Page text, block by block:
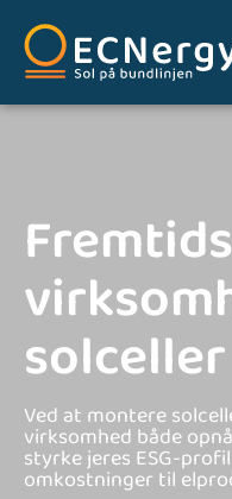
solceller
Ved at montere
virksomhed både
styrke jeres ESG-
omkostninger til